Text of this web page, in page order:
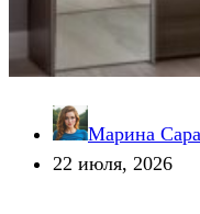
Марина
22 июля, 2026